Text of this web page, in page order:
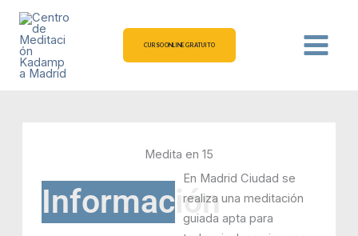
contenido
CURSO ONLINE GRATUITO
Medita en 15
Información
En Madrid Ciudad se
realiza una meditación
guiada apta para